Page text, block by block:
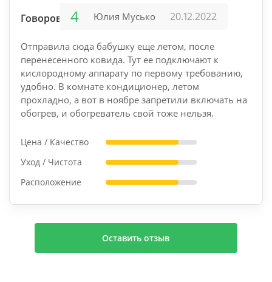
Говорово 4 Юлия Мусько 20.12.2022
Отправила сюда бабушку еще летом, после
перенесенного ковида. Тут ее подключают к
кислородному аппарату по первому требованию,
удобно. В комнате кондиционер, летом
прохладно, а вот в ноябре запретили включать на
обогрев, и обогреватель свой тоже нельзя.
Цена / Качество
Уход / Чистота
Расположение
Оставить отзыв